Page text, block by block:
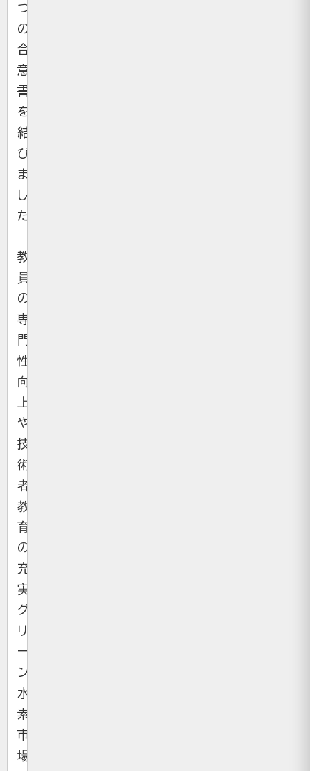
つ
の
合
意
書
を
結
び
ま
し
た。
教
員
の
専
門
性
向
上
や
技
術
者
教
育
の
充
実、
グ
リ
ー
ン
水
素
市
場